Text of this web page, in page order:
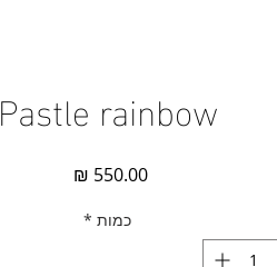
Pastle rainbow
‏550.00 ‏₪
כמות *